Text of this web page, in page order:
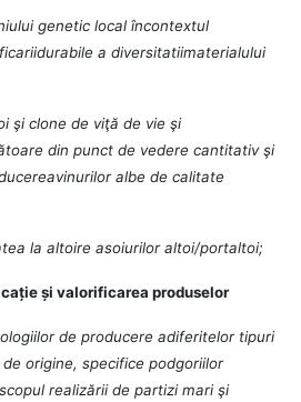
genetic local încontextul
a diversitatiimaterialului
şi clone de viţă de vie şi
din punct de vedere cantitativ şi
albe de calitate
la altoire asoiurilor altoi/portaltoi;
și valorificarea produselor
de producere adiferitelor tipuri
origine, specifice podgoriilor
realizării de partizi mari şi